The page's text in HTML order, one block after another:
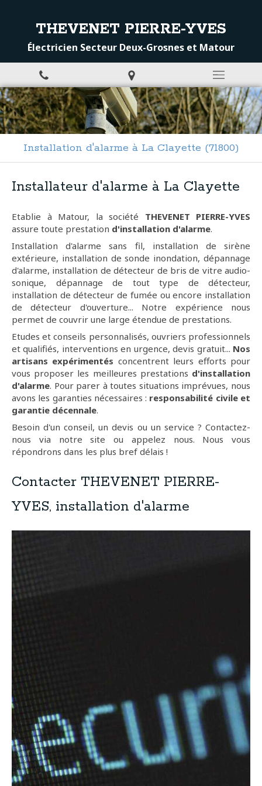
THEVENET PIERRE-YVES
Électricien Secteur Deux-Grosnes et Matour
Installation d'alarme à La Clayette (71800)
Installateur d'alarme à La Clayette
Etablie à Matour, la société THEVENET PIERRE-YVES
assure toute prestation d'installation d'alarme.
Installation d'alarme sans fil, installation de sirène
extérieure, installation de sonde inondation, dépannage
d'alarme, installation de détecteur de bris de vitre audio-
sonique, dépannage de tout type de détecteur,
installation de détecteur de fumée ou encore installation
de détecteur d'ouverture... Notre expérience nous
permet de couvrir une large étendue de prestations.
Etudes et conseils personnalisés, ouvriers professionnels
et qualifiés, interventions en urgence, devis gratuit... Nos
artisans expérimentés concentrent leurs efforts pour
vous proposer les meilleures prestations d'installation
d'alarme. Pour parer à toutes situations imprévues, nous
avons les garanties nécessaires : responsabilité civile et
garantie décennale.
Besoin d'un conseil, un devis ou un service ? Contactez-
nous via notre site ou appelez nous. Nous vous
répondrons dans les plus bref délais !
Contacter THEVENET PIERRE-
YVES, installation d'alarme